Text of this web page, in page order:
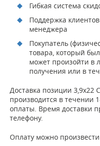
Гибкая система
Поддержка
менеджера
Покупатель
товара, который
может произойти в
получения или в
Доставка позиции 3,9х22
производится в течении
оплаты. Время доставки
телефону.
Оплату можно